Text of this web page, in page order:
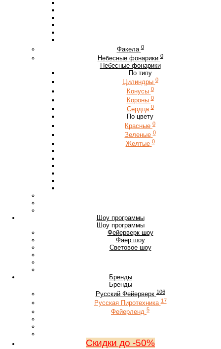
Факела 0
Небесные фонарики 0
Небесные фонарики
По типу
Цилиндры 0
Конусы 0
Короны 0
Сердца 0
По цвету
Красные 0
Зеленые 0
Желтые 0
Шоу программы
Шоу программы
Фейерверк шоу
Фаер шоу
Световое шоу
Бренды
Бренды
Русский Фейерверк 106
Русская Пиротехника 17
Фейерленд 5
Скидки до -50%